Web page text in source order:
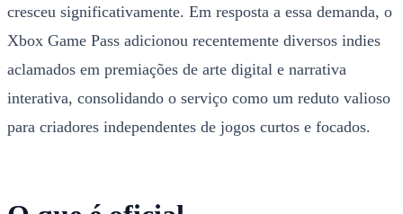
cresceu significativamente. Em resposta a essa demanda, o
Xbox Game Pass adicionou recentemente diversos indies
aclamados em premiações de arte digital e narrativa
interativa, consolidando o serviço como um reduto valioso
para criadores independentes de jogos curtos e focados.